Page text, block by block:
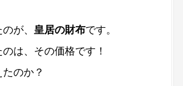
が、 皇居の財布です。
は、その価格です！
のか？